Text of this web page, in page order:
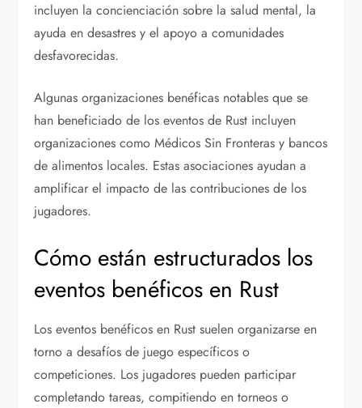
incluyen la concienciación sobre la salud mental, la
ayuda en desastres y el apoyo a comunidades
desfavorecidas.
Algunas organizaciones benéficas notables que se
han beneficiado de los eventos de Rust incluyen
organizaciones como Médicos Sin Fronteras y bancos
de alimentos locales. Estas asociaciones ayudan a
amplificar el impacto de las contribuciones de los
jugadores.
Cómo están estructurados los
eventos benéficos en Rust
Los eventos benéficos en Rust suelen organizarse en
torno a desafíos de juego específicos o
competiciones. Los jugadores pueden participar
completando tareas, compitiendo en torneos o